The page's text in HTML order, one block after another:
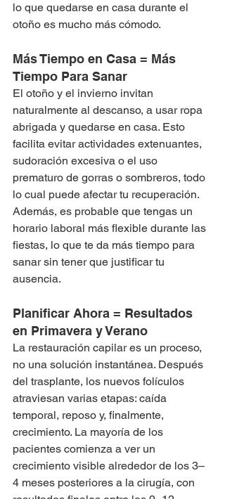
lo que quedarse en casa durante el
otoño es mucho más cómodo.
Más Tiempo en Casa = Más
Tiempo Para Sanar
El otoño y el invierno invitan
naturalmente al descanso, a usar ropa
abrigada y quedarse en casa. Esto
facilita evitar actividades extenuantes,
sudoración excesiva o el uso
prematuro de gorras o sombreros, todo
lo cual puede afectar tu recuperación.
Además, es probable que tengas un
horario laboral más flexible durante las
fiestas, lo que te da más tiempo para
sanar sin tener que justificar tu
ausencia.
Planificar Ahora = Resultados
en Primavera y Verano
La restauración capilar es un proceso,
no una solución instantánea. Después
del trasplante, los nuevos folículos
atraviesan varias etapas: caída
temporal, reposo y, finalmente,
crecimiento. La mayoría de los
pacientes comienza a ver un
crecimiento visible alrededor de los 3–
4 meses posteriores a la cirugía, con